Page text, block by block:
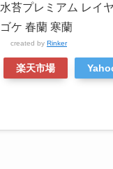
水苔プレミアム レイ
ゴケ 春蘭 寒蘭
created by Rinker
楽天市場